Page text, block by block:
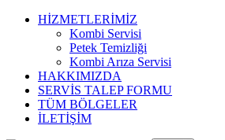
HİZMETLERİMİZ
Kombi Servisi
Petek Temizliği
Kombi Arıza Servisi
HAKKIMIZDA
SERVİS TALEP FORMU
TÜM BÖLGELER
İLETİŞİM